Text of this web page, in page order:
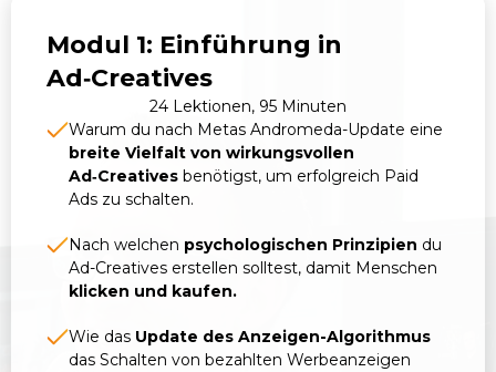
Modul 1: Einführung in
Ad‑Creatives
24 Lektionen, 95 Minuten
Warum du nach Metas Andromeda-Update eine
breite Vielfalt von wirkungsvollen
Ad‑Creatives benötigst, um erfolgreich Paid
Ads zu schalten.
Nach welchen psychologischen Prinzipien du
Ad-Creatives erstellen solltest, damit Menschen
klicken und kaufen.
Wie das Update des Anzeigen-Algorithmus
das Schalten von bezahlten Werbeanzeigen